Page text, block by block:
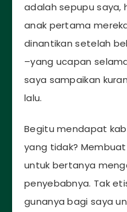
adalah sepupu saya,
anak pertama
dinantikan setelah
–yang ucapan
saya sampaikan
lalu.
Begitu mendapat
yang tidak?
untuk bertanya
penyebabnya. Tak
gunanya bagi saya